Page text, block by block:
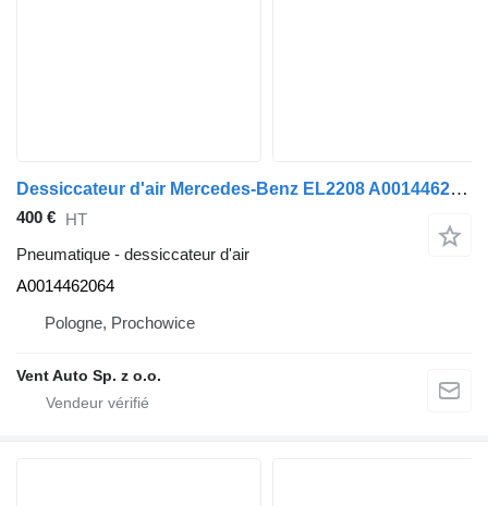
Dessiccateur d'air Mercedes-Benz EL2208 A0014462064 pour camion Mercedes-Benz ACTROS MP4
400 € HT
Pneumatique - dessiccateur d'air
A0014462064
Pologne, Prochowice
Vent Auto Sp. z o.o.